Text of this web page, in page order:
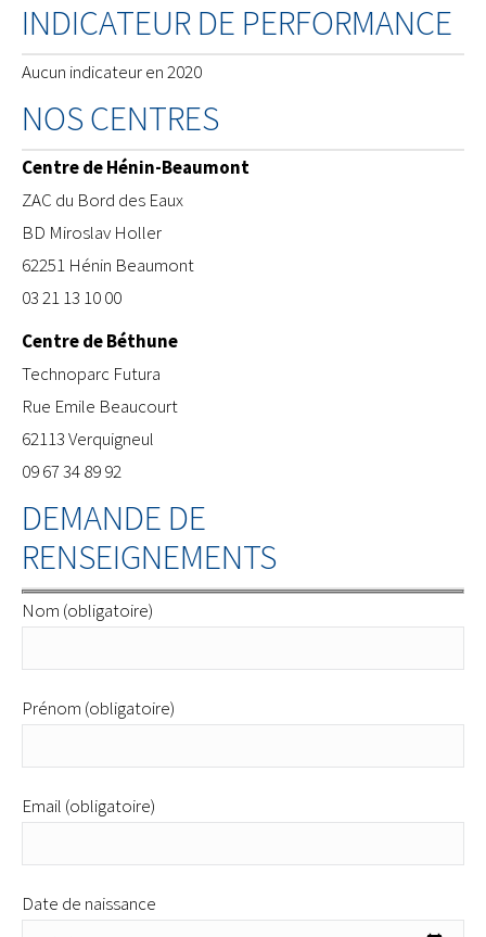
INDICATEUR DE PERFORMANCE
Aucun indicateur en 2020
NOS CENTRES
Centre de Hénin-Beaumont
ZAC du Bord des Eaux
BD Miroslav Holler
62251 Hénin Beaumont
03 21 13 10 00
Centre de Béthune
​Technoparc Futura
Rue Emile Beaucourt
62113 Verquigneul
09 67 34 89 92
DEMANDE DE
RENSEIGNEMENTS
Nom (obligatoire)
Prénom (obligatoire)
Email (obligatoire)
Date de naissance